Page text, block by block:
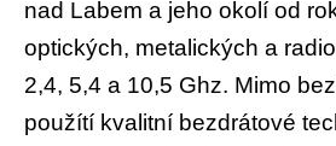
nad Labem a jeho okolí od
optických, metalických a
2,4, 5,4 a 10,5 Ghz. Mimo
použítí kvalitní bezdrátové